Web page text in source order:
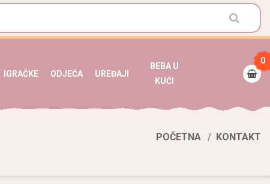
IGRAČKE ODJEĆA UREĐAJI
BEBA U
KUĆI
0
POČETNA KONTAKT